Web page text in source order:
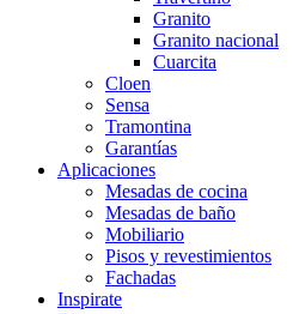
Granito
Granito nacional
Cuarcita
Cloen
Sensa
Tramontina
Garantías
Aplicaciones
Mesadas de cocina
Mesadas de baño
Mobiliario
Pisos y revestimientos
Fachadas
Inspirate